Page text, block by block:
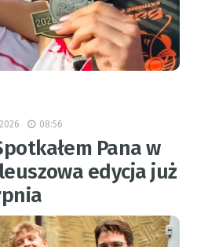
08:56
Pana w
edycja już